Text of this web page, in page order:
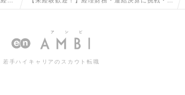
求人情報
若手ハイキャリアのスカウト転職